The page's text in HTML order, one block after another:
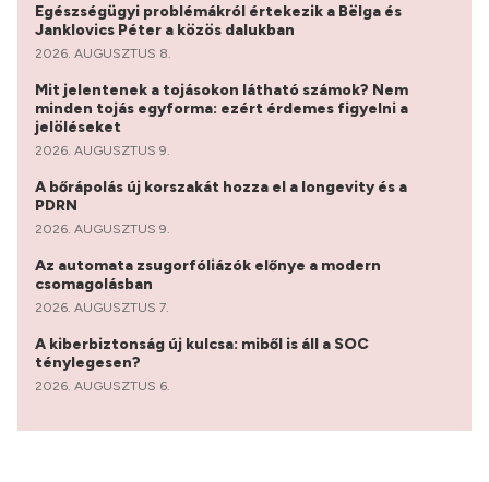
Egészségügyi problémákról értekezik a Bëlga és
Janklovics Péter a közös dalukban
2026. AUGUSZTUS 8.
Mit jelentenek a tojásokon látható számok? Nem
minden tojás egyforma: ezért érdemes figyelni a
jelöléseket
2026. AUGUSZTUS 9.
A bőrápolás új korszakát hozza el a longevity és a
PDRN
2026. AUGUSZTUS 9.
Az automata zsugorfóliázók előnye a modern
csomagolásban
2026. AUGUSZTUS 7.
A kiberbiztonság új kulcsa: miből is áll a SOC
ténylegesen?
2026. AUGUSZTUS 6.